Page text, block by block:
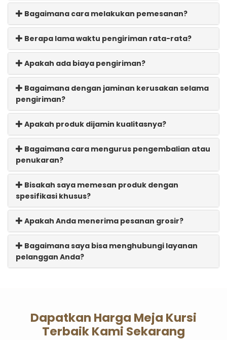
Bagaimana cara melakukan pemesanan?
Berapa lama waktu pengiriman rata-rata?
Apakah ada biaya pengiriman?
Bagaimana dengan jaminan kerusakan selama
pengiriman?
Apakah produk dijamin kualitasnya?
Bagaimana cara mengurus pengembalian atau
penukaran?
Bisakah saya memesan produk dengan
spesifikasi khusus?
Apakah Anda menerima pesanan grosir?
Bagaimana saya bisa menghubungi layanan
pelanggan Anda?
Dapatkan Harga Meja Kursi
Terbaik Kami Sekarang